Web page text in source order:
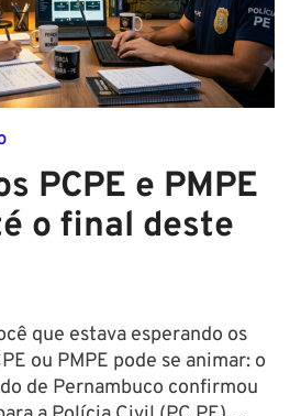
PCPE e PMPE
o final deste
que estava esperando os
ou PMPE pode se animar: o
de Pernambuco confirmou